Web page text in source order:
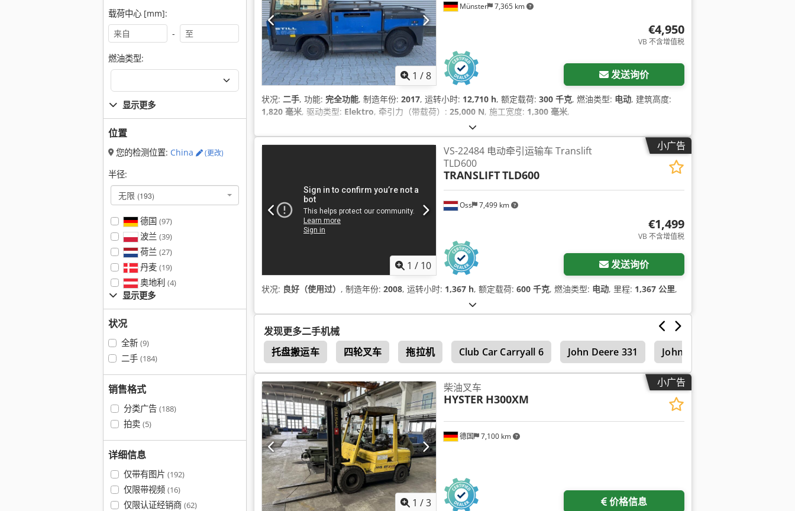
载荷中心 [mm]:
-
燃油类型:
显示更多
位置
您的检测位置: China (更改)
半径:
无限 (193)
德国 (97)
波兰 (39)
荷兰 (27)
丹麦 (19)
奥地利 (4)
显示更多
状况
全新 (9)
二手 (184)
销售格式
分类广告 (188)
拍卖 (5)
详细信息
仅带有图片 (192)
仅限带视频 (16)
仅限认证经销商 (62)
1 /8
Münster 7,365 km
€4,950
VB 不含增值税
发送询价
状况: 二手, 功能: 完全功能, 制造年份: 2017, 运转小时: 12,710 h, 额定载荷: 300 千克, 燃油类型: 电动, 建筑高度:
1,820 毫米, 驱动类型: Elektro, 牵引力（带载荷）: 25,000 N, 施工宽度: 1,300 毫米,
小广告
1 / 10
Oss 7,499 km
VS-22484 电动牵引运输车 Translift
TLD600
TRANSLIFTTLD600
€1,499
VB 不含增值税
发送询价
状况: 良好（使用过） , 制造年份: 2008, 运转小时: 1,367 h, 额定载荷: 600 千克, 燃油类型: 电动, 里程: 1,367 公里,
发现更多二手机械
托盘搬运车
四轮叉车 拖拉机 Club Car Carryall 6 John Deere 331 John Deere 5075 M
Mccormick Cx 95
小广告
1 /3
德国 7,100 km
柴油叉车
HYSTER H300XM
价格信息